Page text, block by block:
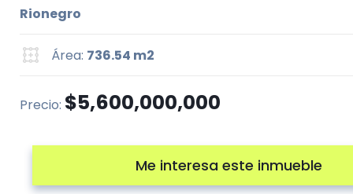
Rionegro
Área: 736.54 m2
Precio: $5,600,000,000
Me interesa este inmueble